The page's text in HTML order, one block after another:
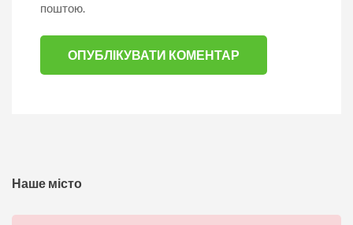
поштою.
Наше місто